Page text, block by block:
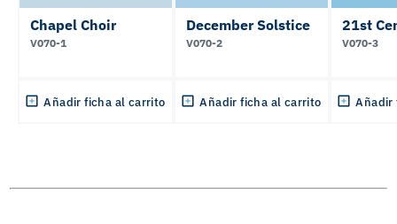
Chapel Choir
V070-1
Añadir ficha al carrito
December Solstice
V070-2
Añadir ficha al carrito
21st
V070-3
Añadir